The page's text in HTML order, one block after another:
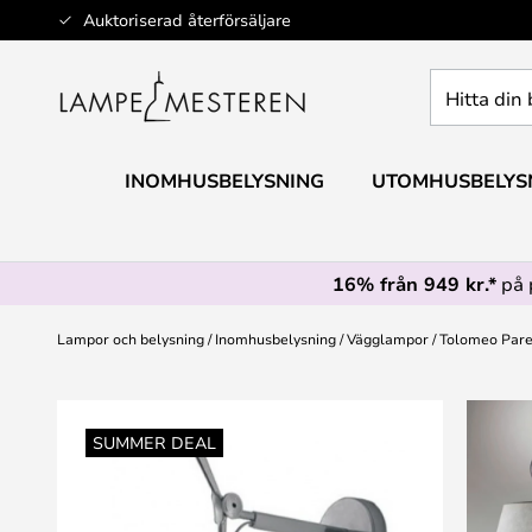
Auktoriserad återförsäljare
Hoppa
till
din
INOMHUSBELYSNING
16% från 949 kr.* på
Lampor och belysning Inomhusbelysning Vägglampor Tolomeo
SUMMER DEAL